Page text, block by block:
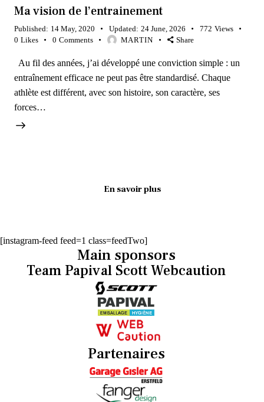
Ma vision de l’entrainement
Published: 14 May, 2020 Updated: 24 June, 2026 772 Views
0 Likes 0 Comments MARTIN Share
Au fil des années, j’ai développé une conviction simple : un
entraînement efficace ne peut pas être standardisé. Chaque
athlète est différent, avec son histoire, son caractère, ses
forces…
En savoir plus
[instagram-feed feed=1 class=feedTwo]
Main sponsors
Team Papival Scott Webcaution
Partenaires